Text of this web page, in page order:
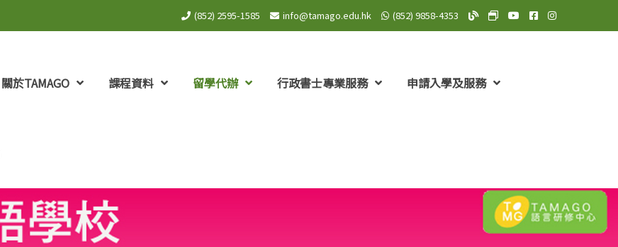
(852) 2595-1585 info@tamago.edu.hk (852) 9858-4353 TAMAGO Blog
TAMAGO MeWe 專頁:
TAMAGO YouTube 頻道
TAMAGOTAMAGO
關於TAMAGO 課程資料 留學代辦 行政書士專業服務 申請入學及服務